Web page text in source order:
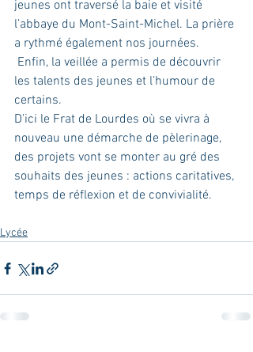
jeunes ont traversé la baie et visité
l’abbaye du Mont-Saint-Michel. La prière
a rythmé également nos journées.
les talents des jeunes et l’humour de
certains.
D’ici le Frat de Lourdes où se vivra à
nouveau une démarche de pèlerinage,
des projets vont se monter au gré des
souhaits des jeunes : actions caritatives,
temps de réflexion et de convivialité.
Lycée